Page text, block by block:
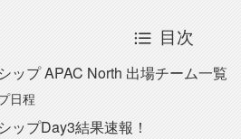
目次
ップ APAC North 出場チーム一覧
日程
ップDay3結果速報！